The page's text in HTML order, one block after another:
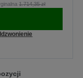
1.714,35 zł